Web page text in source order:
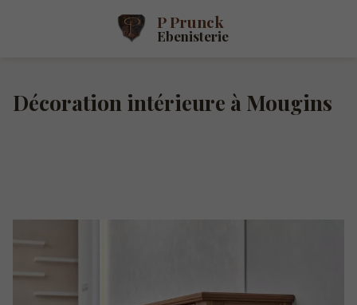
P Prunck
Ebenisterie
Décoration intérieure à Mougins